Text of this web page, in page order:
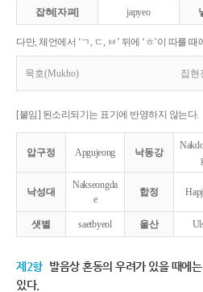
잡혀[자펴] japyeo
다만, 체언에서 ‘ㄱ, ㄷ, ㅂ’ 뒤에 ‘ㅎ’이 따를 때
묵호(Mukho) 집현
[붙임] 된소리되기는 표기에 반영하지 않는다.
압구정 Apgujeong 낙동강
낙성대
Nakseongda
e
합정
샛별 saetbyeol 울산
제2항 발음상 혼동의 우려가 있을 때에
있다.